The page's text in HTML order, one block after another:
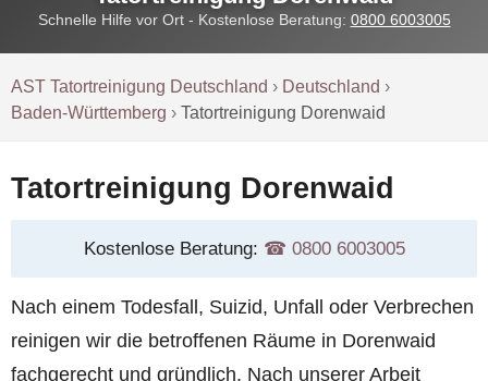
Schnelle Hilfe vor Ort - Kostenlose Beratung: 0800 6003005
AST Tatortreinigung Deutschland › Deutschland ›
Baden-Württemberg ›Tatortreinigung Dorenwaid
Tatortreinigung Dorenwaid
Kostenlose Beratung: ☎︎ 0800 6003005
Nach einem Todesfall, Suizid, Unfall oder Verbrechen
reinigen wir die betroffenen Räume in Dorenwaid
fachgerecht und gründlich. Nach unserer Arbeit